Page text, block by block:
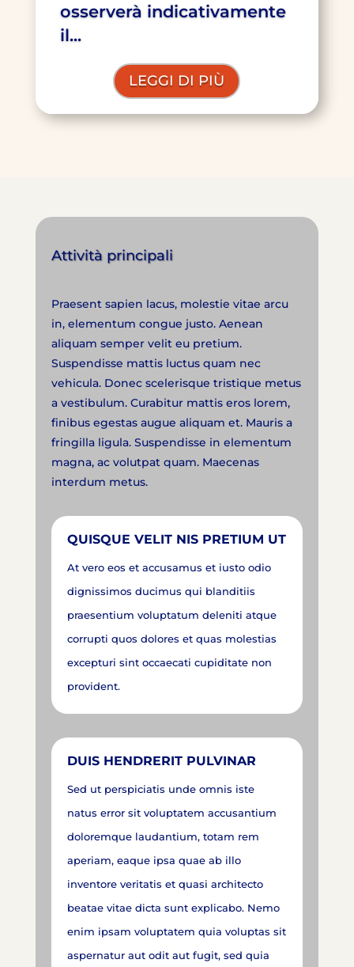
osserverà indicativamente
il...
LEGGI DI PIÙ
Attività principali
Praesent sapien lacus, molestie vitae arcu
in, elementum congue justo. Aenean
aliquam semper velit eu pretium.
Suspendisse mattis luctus quam nec
vehicula. Donec scelerisque tristique metus
a vestibulum. Curabitur mattis eros lorem,
finibus egestas augue aliquam et. Mauris a
fringilla ligula. Suspendisse in elementum
magna, ac volutpat quam. Maecenas
interdum metus.
QUISQUE VELIT NIS PRETIUM UT
At vero eos et accusamus et iusto odio
dignissimos ducimus qui blanditiis
praesentium voluptatum deleniti atque
corrupti quos dolores et quas molestias
excepturi sint occaecati cupiditate non
provident.
DUIS HENDRERIT PULVINAR
Sed ut perspiciatis unde omnis iste
natus error sit voluptatem accusantium
doloremque laudantium, totam rem
aperiam, eaque ipsa quae ab illo
inventore veritatis et quasi architecto
beatae vitae dicta sunt explicabo. Nemo
enim ipsam voluptatem quia voluptas sit
aspernatur aut odit aut fugit, sed quia